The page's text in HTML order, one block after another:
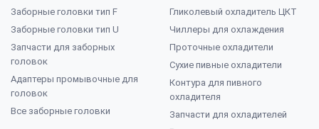
Заборные головки тип F
Заборные головки тип U
Запчасти для заборных
головок
Адаптеры промывочные для
головок
Все заборные головки
Гликолевый охладитель ЦКТ
Чиллеры для охлаждения
Проточные охладители
Сухие пивные охладители
Контура для пивного
охладителя
Запчасти для охладителей